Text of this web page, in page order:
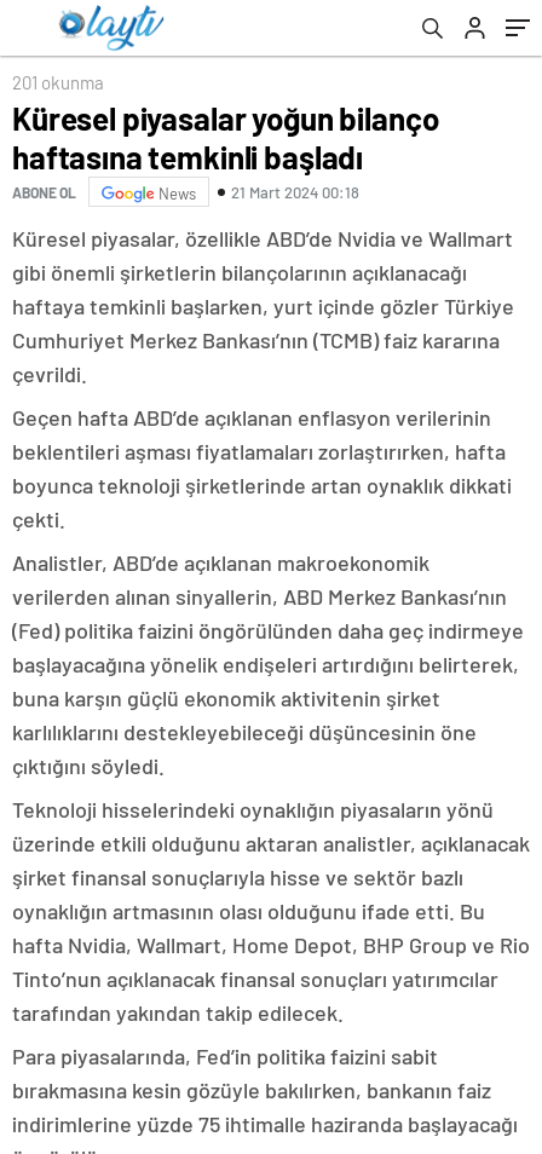
201 okunma
Küresel piyasalar yoğun bilanço
haftasına temkinli başladı
ABONE OL News 21 Mart 2024 00:18
Küresel piyasalar, özellikle ABD’de Nvidia ve Wallmart
gibi önemli şirketlerin bilançolarının açıklanacağı
haftaya temkinli başlarken, yurt içinde gözler Türkiye
Cumhuriyet Merkez Bankası’nın (TCMB) faiz kararına
çevrildi.
Geçen hafta ABD’de açıklanan enflasyon verilerinin
beklentileri aşması fiyatlamaları zorlaştırırken, hafta
boyunca teknoloji şirketlerinde artan oynaklık dikkati
çekti.
Analistler, ABD’de açıklanan makroekonomik
verilerden alınan sinyallerin, ABD Merkez Bankası’nın
(Fed) politika faizini öngörülünden daha geç indirmeye
başlayacağına yönelik endişeleri artırdığını belirterek,
buna karşın güçlü ekonomik aktivitenin şirket
karlılıklarını destekleyebileceği düşüncesinin öne
çıktığını söyledi.
Teknoloji hisselerindeki oynaklığın piyasaların yönü
üzerinde etkili olduğunu aktaran analistler, açıklanacak
şirket finansal sonuçlarıyla hisse ve sektör bazlı
oynaklığın artmasının olası olduğunu ifade etti. Bu
hafta Nvidia, Wallmart, Home Depot, BHP Group ve Rio
Tinto’nun açıklanacak finansal sonuçları yatırımcılar
tarafından yakından takip edilecek.
Para piyasalarında, Fed’in politika faizini sabit
bırakmasına kesin gözüyle bakılırken, bankanın faiz
indirimlerine yüzde 75 ihtimalle haziranda başlayacağı